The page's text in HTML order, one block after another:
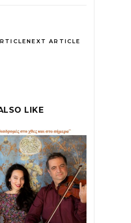
NEXT ARTICLE
LIKE